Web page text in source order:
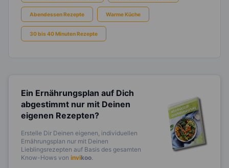
Abendessen Rezepte Warme Küche
30 bis 40 Minuten Rezepte
Ein Ernährungsplan auf Dich
abgestimmt nur mit Deinen
eigenen Rezepten?
Erstelle Dir Deinen eigenen, individuellen
Ernährungsplan nur mit Deinen
Lieblingsrezepten auf Basis des gesamten
Know-Hows von invikoo